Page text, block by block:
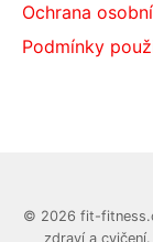
Ochrana
Podmínky
© 2026 fit-
zdraví a